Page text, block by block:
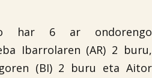
har 6 ar ondorengo
Ibarrolaren (AR) 2 buru,
(BI) 2 buru eta Aitor